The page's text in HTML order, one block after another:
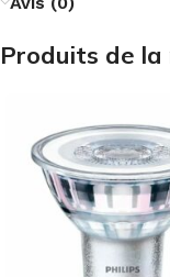
Produits de